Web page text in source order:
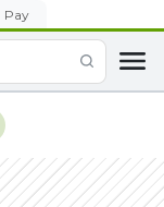
Pay